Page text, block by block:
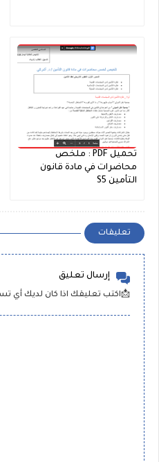
تحميل PDF : ملخص
محاضرات في مادة قانون
التأمين S5
تعليقات
إرسال تعليق
📩اكتب تعليقك اذا كان لديك أي